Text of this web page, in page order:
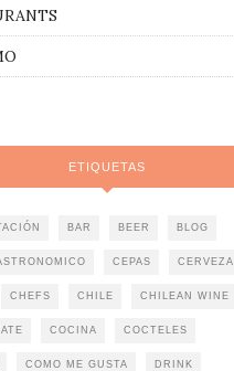
ETIQUETAS
BAR BEER BLOG
CEPAS CERVEZA
CHEFS CHILE CHILEAN WINE
COCINA COCTELES
COMO ME GUSTA DRINK